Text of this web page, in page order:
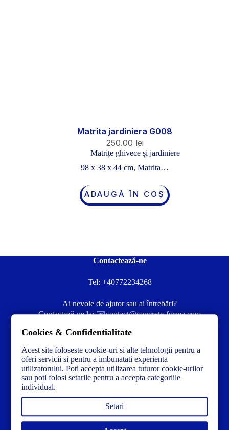
Matrita jardiniera G008
250.00 lei
Matrițe ghivece și jardiniere
98 x 38 x 44 cm, Matrita…
ADAUGĂ ÎN COȘ
Contactează-ne
Tel: +40772234268
Ai nevoie de ajutor sau ai întrebări?
Contacteză-ne la:✉️contact@concrete-forma.com
Cookies & Confidentialitate
Acest site foloseste cookie-uri si alte tehnologii pentru a
oferi servicii si pentru a imbunatati experienta
utilizatorului. Poti accepta utilizarea tuturor cookie-urilor
sau poti folosi setarile pentru a accepta categoriile
individual.
Setari